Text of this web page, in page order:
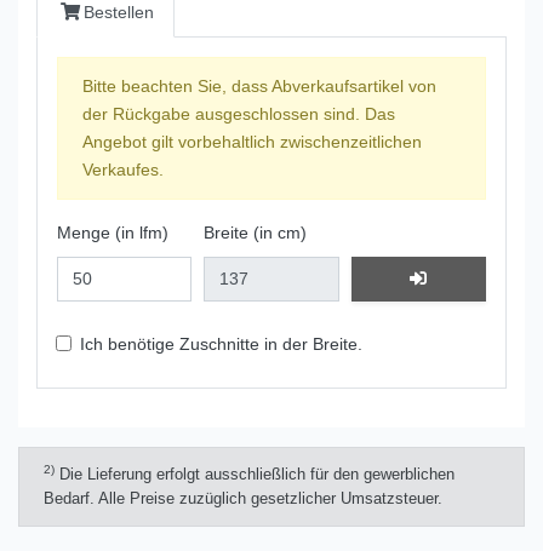
Bestellen
Bitte beachten Sie, dass Abverkaufsartikel von
der Rückgabe ausgeschlossen sind. Das
Angebot gilt vorbehaltlich zwischenzeitlichen
Verkaufes.
Menge (in lfm) Breite (in cm)
Ich benötige Zuschnitte in der Breite.
2) Die Lieferung erfolgt ausschließlich für den gewerblichen
Bedarf. Alle Preise zuzüglich gesetzlicher Umsatzsteuer.